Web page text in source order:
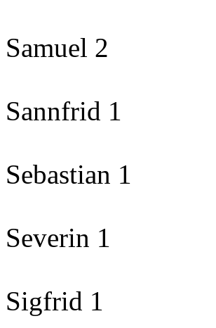
Samuel 2
Sannfrid 1
Sebastian 1
Severin 1
Sigfrid 1